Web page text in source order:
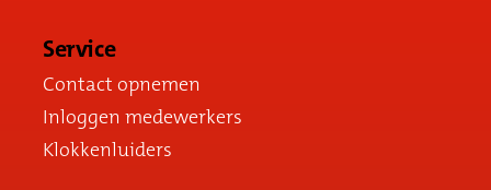
Service
Contact opnemen
Inloggen medewerkers
Klokkenluiders